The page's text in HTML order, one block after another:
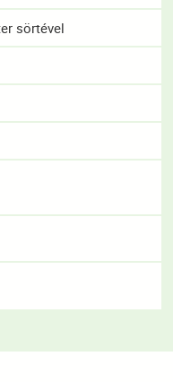
sörtével